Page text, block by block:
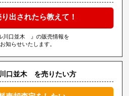
出されたら教えて！
川口並木 』の販売情報を
知らせいたします。
口並木 を売りたい方